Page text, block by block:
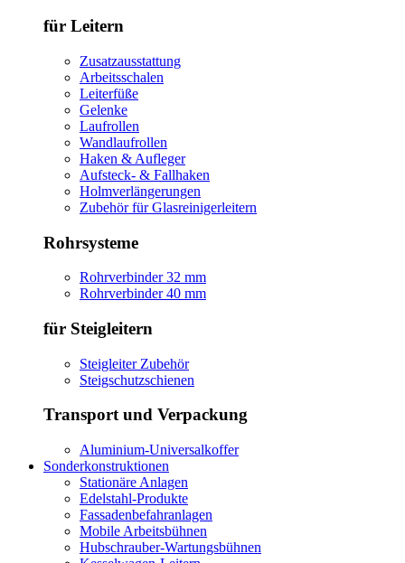
für Leitern
Zusatzausstattung
Arbeitsschalen
Leiterfüße
Gelenke
Laufrollen
Wandlaufrollen
Haken & Aufleger
Aufsteck- & Fallhaken
Holmverlängerungen
Zubehör für Glasreinigerleitern
Rohrsysteme
Rohrverbinder 32 mm
Rohrverbinder 40 mm
für Steigleitern
Steigleiter Zubehör
Steigschutzschienen
Transport und Verpackung
Aluminium-Universalkoffer
Sonderkonstruktionen
Stationäre Anlagen
Edelstahl-Produkte
Fassadenbefahranlagen
Mobile Arbeitsbühnen
Hubschrauber-Wartungsbühnen